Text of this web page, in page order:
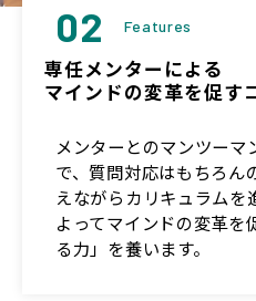
02 Features
専任メンターによる
マインドの変革を促す
メンターとのマンツーマ
で、質問対応はもちろん
えながらカリキュラムを
よってマインドの変革を
る力」を養います。